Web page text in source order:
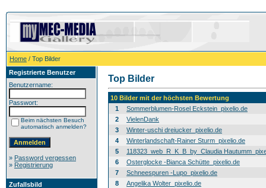
Home / Top Bilder
Registrierte Benutzer
Benutzername:
Passwort:
Beim nächsten Besuch
automatisch anmelden?
» Password vergessen
» Registrierung
Zufallsbild
Top Bilder
10 Bilder mit der höchsten Bewertung
1
Sommerblumen-Rosel Eckstein_pixelio.de
2
VielenDank
3
Winter-uschi dreiucker_pixelio.de
4
Winterlandschaft-Rainer Sturm_pixelio.de
5
118323_web_R_K_B_by_Claudia
6
Osterglocke -Bianca Schütte_pixelio.de
7
Schneespuren -Lupo_pixelio.de
8
Angelika Wolter_pixelio.de